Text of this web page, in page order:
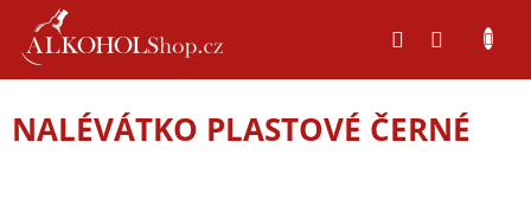
obsah
NALÉVÁTKO PLASTOVÉ ČERNÉ